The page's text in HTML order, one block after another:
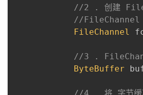
//2 . 创建
//FileChannel
FileChannel
//3 .
ByteBuffer